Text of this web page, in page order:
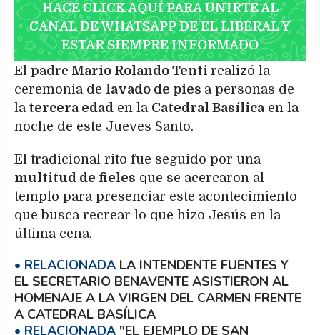
HACÉ CLICK AQUÍ PARA UNIRTE AL
CANAL DE WHATSAPP DE EL LIBERAL Y
ESTAR SIEMPRE INFORMADO
El padre Mario Rolando Tenti realizó la
ceremonia de lavado de pies a personas de
latercera edad en la Catedral Basílica en la
noche de este Jueves Santo.
El tradicional rito fue seguido por una
multitud de fieles que se acercaron al
templo para presenciar este acontecimiento
que busca recrear lo que hizo Jesús en la
última cena.
LA INTENDENTE FUENTES Y
EL SECRETARIO BENAVENTE ASISTIERON AL
HOMENAJE A LA VIRGEN DEL CARMEN FRENTE
A CATEDRAL BASÍLICA
"EL EJEMPLO DE SAN